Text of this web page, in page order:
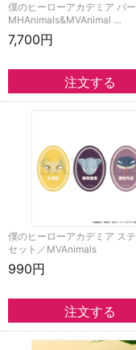
僕のヒーローアカデミア パ
MHAnimals&MVAnimal …
7,700円
僕のヒーローアカデミア ス
セット／MVAnimals
990円